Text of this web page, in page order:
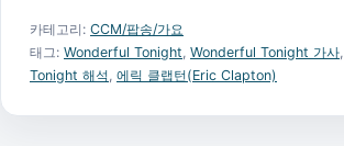
카테고리: CCM/팝송/가요
태그: Wonderful Tonight, Wonderful Tonight 가사,
Tonight 해석, 에릭 클랩턴(Eric Clapton)